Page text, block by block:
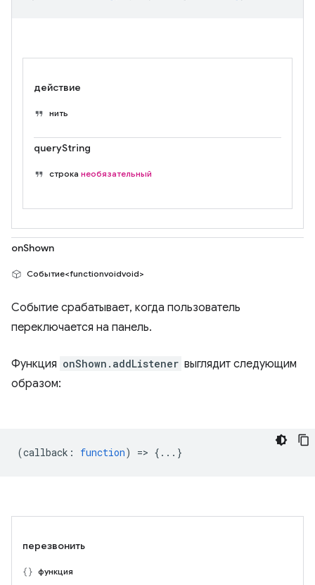
действие
нить
queryString
строка необязательный
onShown
Событие<functionvoidvoid>
Событие срабатывает, когда пользователь
переключается на панель.
Функция onShown.addListener выглядит следующим
образом:
(callback : function) => {...}
перезвонить
функция